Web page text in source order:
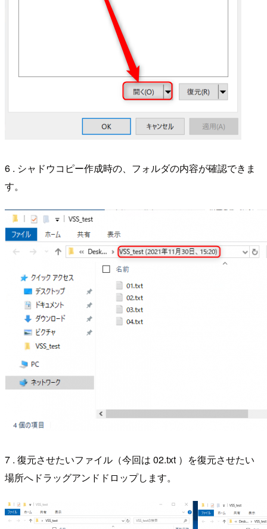
6 . シャドウコピー作成時の、フォルダの内容が確認できま
す。
7 . 復元させたいファイル（今回は 02.txt ）を復元させたい
場所へドラッグアンドドロップします。